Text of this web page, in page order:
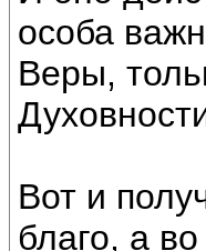
особа
Веры,
Вот и
благо, а